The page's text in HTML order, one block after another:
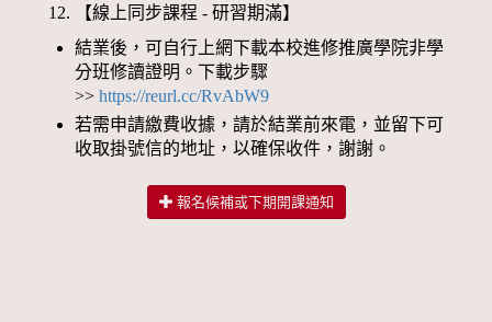
【線上同步課程 - 研習期滿】
結業後，可自行上網下載本校進修推廣學院非學
分班修讀證明。下載步驟
>>https://reurl.cc/RvAbW9
若需申請繳費收據，請於結業前來電，並留下可
收取掛號信的地址，以確保收件，謝謝。
報名候補或下期開課通知